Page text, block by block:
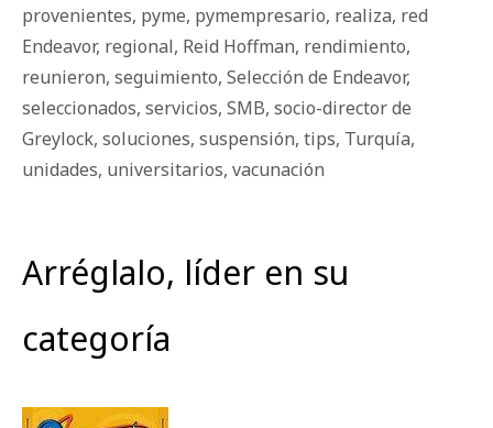
provenientes, pyme, pymempresario, realiza, red
Endeavor, regional, Reid Hoffman, rendimiento,
reunieron, seguimiento, Selección de Endeavor,
seleccionados, servicios, SMB, socio-director de
Greylock, soluciones, suspensión, tips, Turquía,
unidades, universitarios, vacunación
Arréglalo, líder en su
categoría